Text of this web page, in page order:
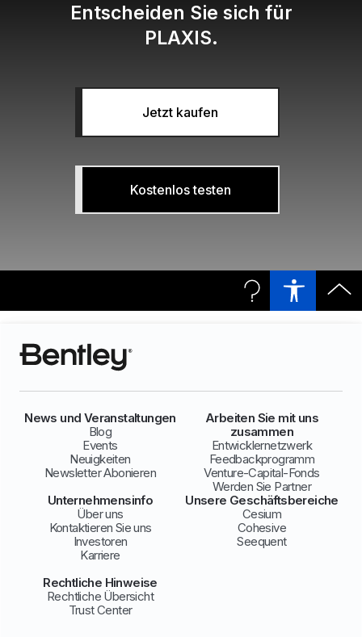
Entscheiden Sie sich für
PLAXIS.
Jetzt kaufen
Kostenlos testen
News und Veranstaltungen
Blog
Events
Neuigkeiten
Newsletter Abonieren
Arbeiten Sie mit uns
zusammen
Entwicklernetzwerk
Feedbackprogramm
Venture-Capital-Fonds
Werden Sie Partner
Unternehmensinfo
Über uns
Kontaktieren Sie uns
Investoren
Karriere
Unsere Geschäftsbereiche
Cesium
Cohesive
Seequent
Rechtliche Hinweise
Rechtliche Übersicht
Trust Center